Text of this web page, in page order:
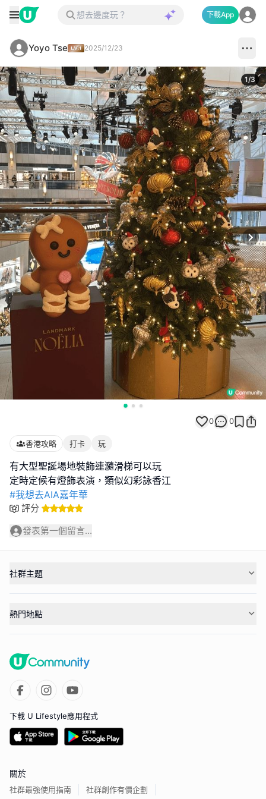
下載App
Yoyo Tse 2025/12/23
1/3
0 0
香港攻略 打卡 玩
有大型聖誕場地裝飾連瀡滑梯可以玩
#我想去AIA嘉年華
評分
發表第一個留言...
社群主題
熱門地點
下載 U Lifestyle應用程式
關於
社群最強使用指南 社群創作有價企劃